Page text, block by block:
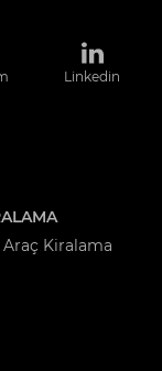
Linkedin
Araç Kiralama